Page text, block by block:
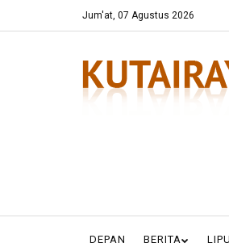
Jum'at, 07 Agustus 2026
DEPAN BERITA